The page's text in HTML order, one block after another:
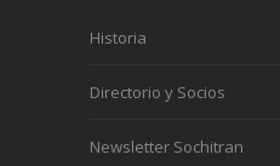
Historia
Directorio y Socios
Newsletter Sochitran